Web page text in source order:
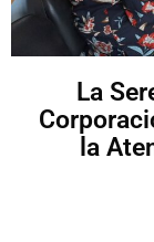
La
la